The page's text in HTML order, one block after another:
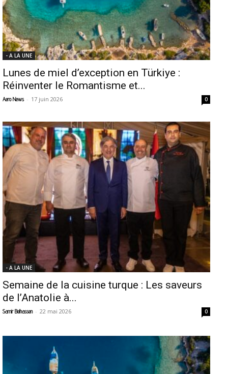
- A LA UNE
Lunes de miel d’exception en Türkiye :
Réinventer le Romantisme et...
Aero News - 17 juin 2026 0
- A LA UNE
Semaine de la cuisine turque : Les saveurs
de l’Anatolie à...
Samir Belhassen - 22 mai 2026 0